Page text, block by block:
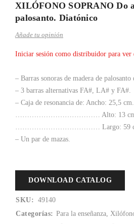
XILÓFONO SOPRANO Do
palosanto. Diatónico
Añade tu opinión
Iniciar sesión como distribuidor para ver
– Barras sonoras de madera de
– 3 barras alternativas FA#, LA# y FA#.
– Caja de resonancia de: Ancho: 25,5 cm.
……………………………… Alto: 13
……………………………… Largo: 59
– Un par de mazas.
DOWNLOAD CATALOG
SKU: 49140
Categorías: Para la enseñanza,